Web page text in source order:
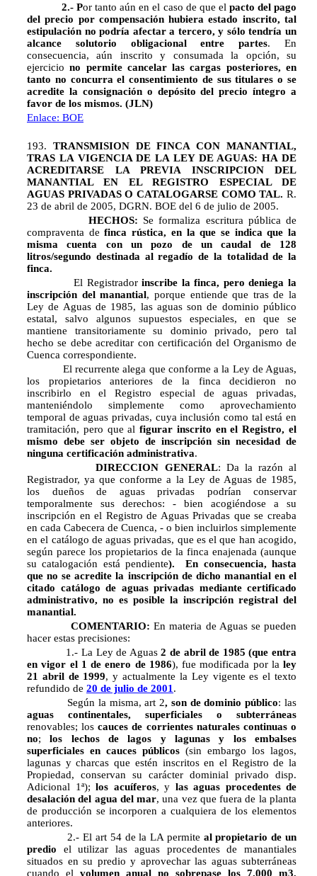
2.- Por tanto aún en el caso de que el pacto del pago
del precio por compensación hubiera estado inscrito, tal
estipulación no podría afectar a tercero, y sólo tendría un
alcance solutorio obligacional entre partes. En
consecuencia, aún inscrito y consumada la opción, su
ejerciciono permite cancelar las cargas posteriores, en
tanto no concurra el consentimiento de sus titulares o se
acredite la consignación o depósito del precio íntegro a
favor de los mismos. (JLN)
Enlace: BOE
193. TRANSMISION DE FINCA CON MANANTIAL,
TRAS LA VIGENCIA DE LA LEY DE AGUAS: HA DE
ACREDITARSE LA PREVIA INSCRIPCION DEL
MANANTIAL EN EL REGISTRO ESPECIAL DE
AGUAS PRIVADAS O CATALOGARSE COMO TAL. R.
23 de abril de 2005, DGRN. BOE del 6 de julio de 2005.
HECHOS: Se formaliza escritura pública de
compraventa definca rústica, en la que se indica que la
misma cuenta con un pozo de un caudal de 128
litros/segundo destinada al regadío de la totalidad de la
finca.
El Registradorinscribe la finca, pero deniega la
inscripción del manantial, porque entiende que tras de la
Ley de Aguas de 1985, las aguas son de dominio público
estatal, salvo algunos supuestos especiales, en que se
mantiene transitoriamente su dominio privado, pero tal
hecho se debe acreditar con certificación del Organismo de
Cuenca correspondiente.
El recurrente alega que conforme a la Ley de Aguas,
los propietarios anteriores de la finca decidieron no
inscribirlo en el Registro especial de aguas privadas,
manteniéndolo simplemente como aprovechamiento
temporal de aguas privadas, cuya inclusión como tal está en
tramitación, pero que alfigurar inscrito en el Registro, el
mismo debe ser objeto de inscripción sin necesidad de
ninguna certificación administrativa.
DIRECCION GENERAL: Da la razón al
Registrador, ya que conforme a la Ley de Aguas de 1985,
los dueños de aguas privadas podrían conservar
temporalmente sus derechos: - bien acogiéndose a su
inscripción en el Registro de Aguas Privadas que se creaba
en cada Cabecera de Cuenca, - o bien incluirlos simplemente
en el catálogo de aguas privadas, que es el que han acogido,
según parece los propietarios de la finca enajenada (aunque
su catalogación está pendiente). En consecuencia, hasta
que no se acredite la inscripción de dicho manantial en el
citado catálogo de aguas privadas mediante certificado
administrativo, no es posible la inscripción registral del
manantial.
COMENTARIO:En materia de Aguas se pueden
hacer estas precisiones:
1.- La Ley de Aguas2 de abril de 1985 (que entra
en vigor el 1 de enero de 1986), fue modificada por la ley
21 abril de 1999, y actualmente la Ley vigente es el texto
refundido de 20 de julio de 2001.
Según la misma, art 2, son de dominio público: las
aguas continentales, superficiales o subterráneas
renovables; loscauces de corrientes naturales continuas o
no;los lechos de lagos y lagunas y los embalses
superficiales en cauces públicos (sin embargo los lagos,
lagunas y charcas que estén inscritos en el Registro de la
Propiedad, conservan su carácter dominial privado disp.
Adicional 1ª); los acuíferos, y las aguas procedentes de
desalación del agua del mar, una vez que fuera de la planta
de producción se incorporen a cualquiera de los elementos
anteriores.
2.- El art 54 de la LA permite al propietario de un
predio el utilizar las aguas procedentes de manantiales
situados en su predio y aprovechar las aguas subterráneas
cuando el volumen anual no sobrepase los 7.000 m3,